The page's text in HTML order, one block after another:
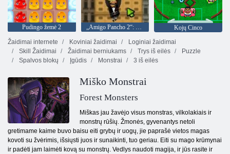
Pudingo žemė 2 „Amigo Pancho 2“: Niujorko vakarėlis
Kojų Cinco
Žaidimai internete
Koviniai žaidimai
Loginiai žaidimai
Skill Žaidimai
Žaidimai berniukams Trys iš eilės
Puzzle
Spalvos blokų
Įgūdis Monstrai 3 iš eilės
Miško Monstrai
Forest Monsters
Miškas jau žavėjo visus monstras, vilkolakiais ir
monstrų rūšių. Žmonės, gyvenantys netoli
gretimame kaime buvo baisu eiti grybų ir uogų, jie paprašė vietos magas
kovoti su žvėrimis, išsiųsti juos ir sunaikinti, tuo geriau. Eiti su mago krūmynai
ir padėti jam laimėti kovą su monstrų. Vedlys naudoti magija, ir jūs rasite ir